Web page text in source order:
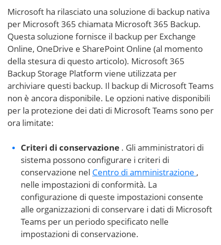
Microsoft ha rilasciato una soluzione di backup nativa
per Microsoft 365 chiamata Microsoft 365 Backup.
Questa soluzione fornisce il backup per Exchange
Online, OneDrive e SharePoint Online (al momento
della stesura di questo articolo). Microsoft 365
Backup Storage Platform viene utilizzata per
archiviare questi backup. Il backup di Microsoft Teams
non è ancora disponibile. Le opzioni native disponibili
per la protezione dei dati di Microsoft Teams sono per
ora limitate:
Criteri di conservazione . Gli amministratori di
sistema possono configurare i criteri di
conservazione nel Centro di amministrazione ,
nelle impostazioni di conformità. La
configurazione di queste impostazioni consente
alle organizzazioni di conservare i dati di Microsoft
Teams per un periodo specificato nelle
impostazioni di conservazione.